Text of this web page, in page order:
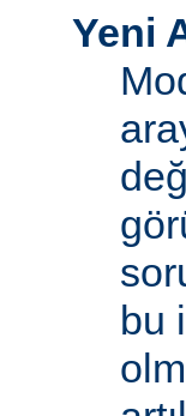
Yeni
bu